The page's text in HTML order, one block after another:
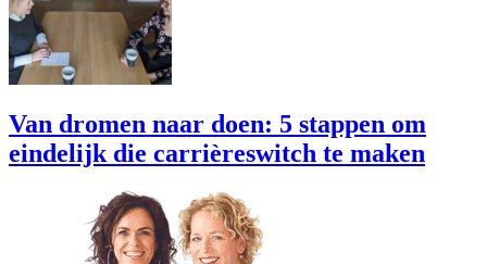
Van dromen naar doen: 5 stappen om
eindelijk die carrièreswitch te maken